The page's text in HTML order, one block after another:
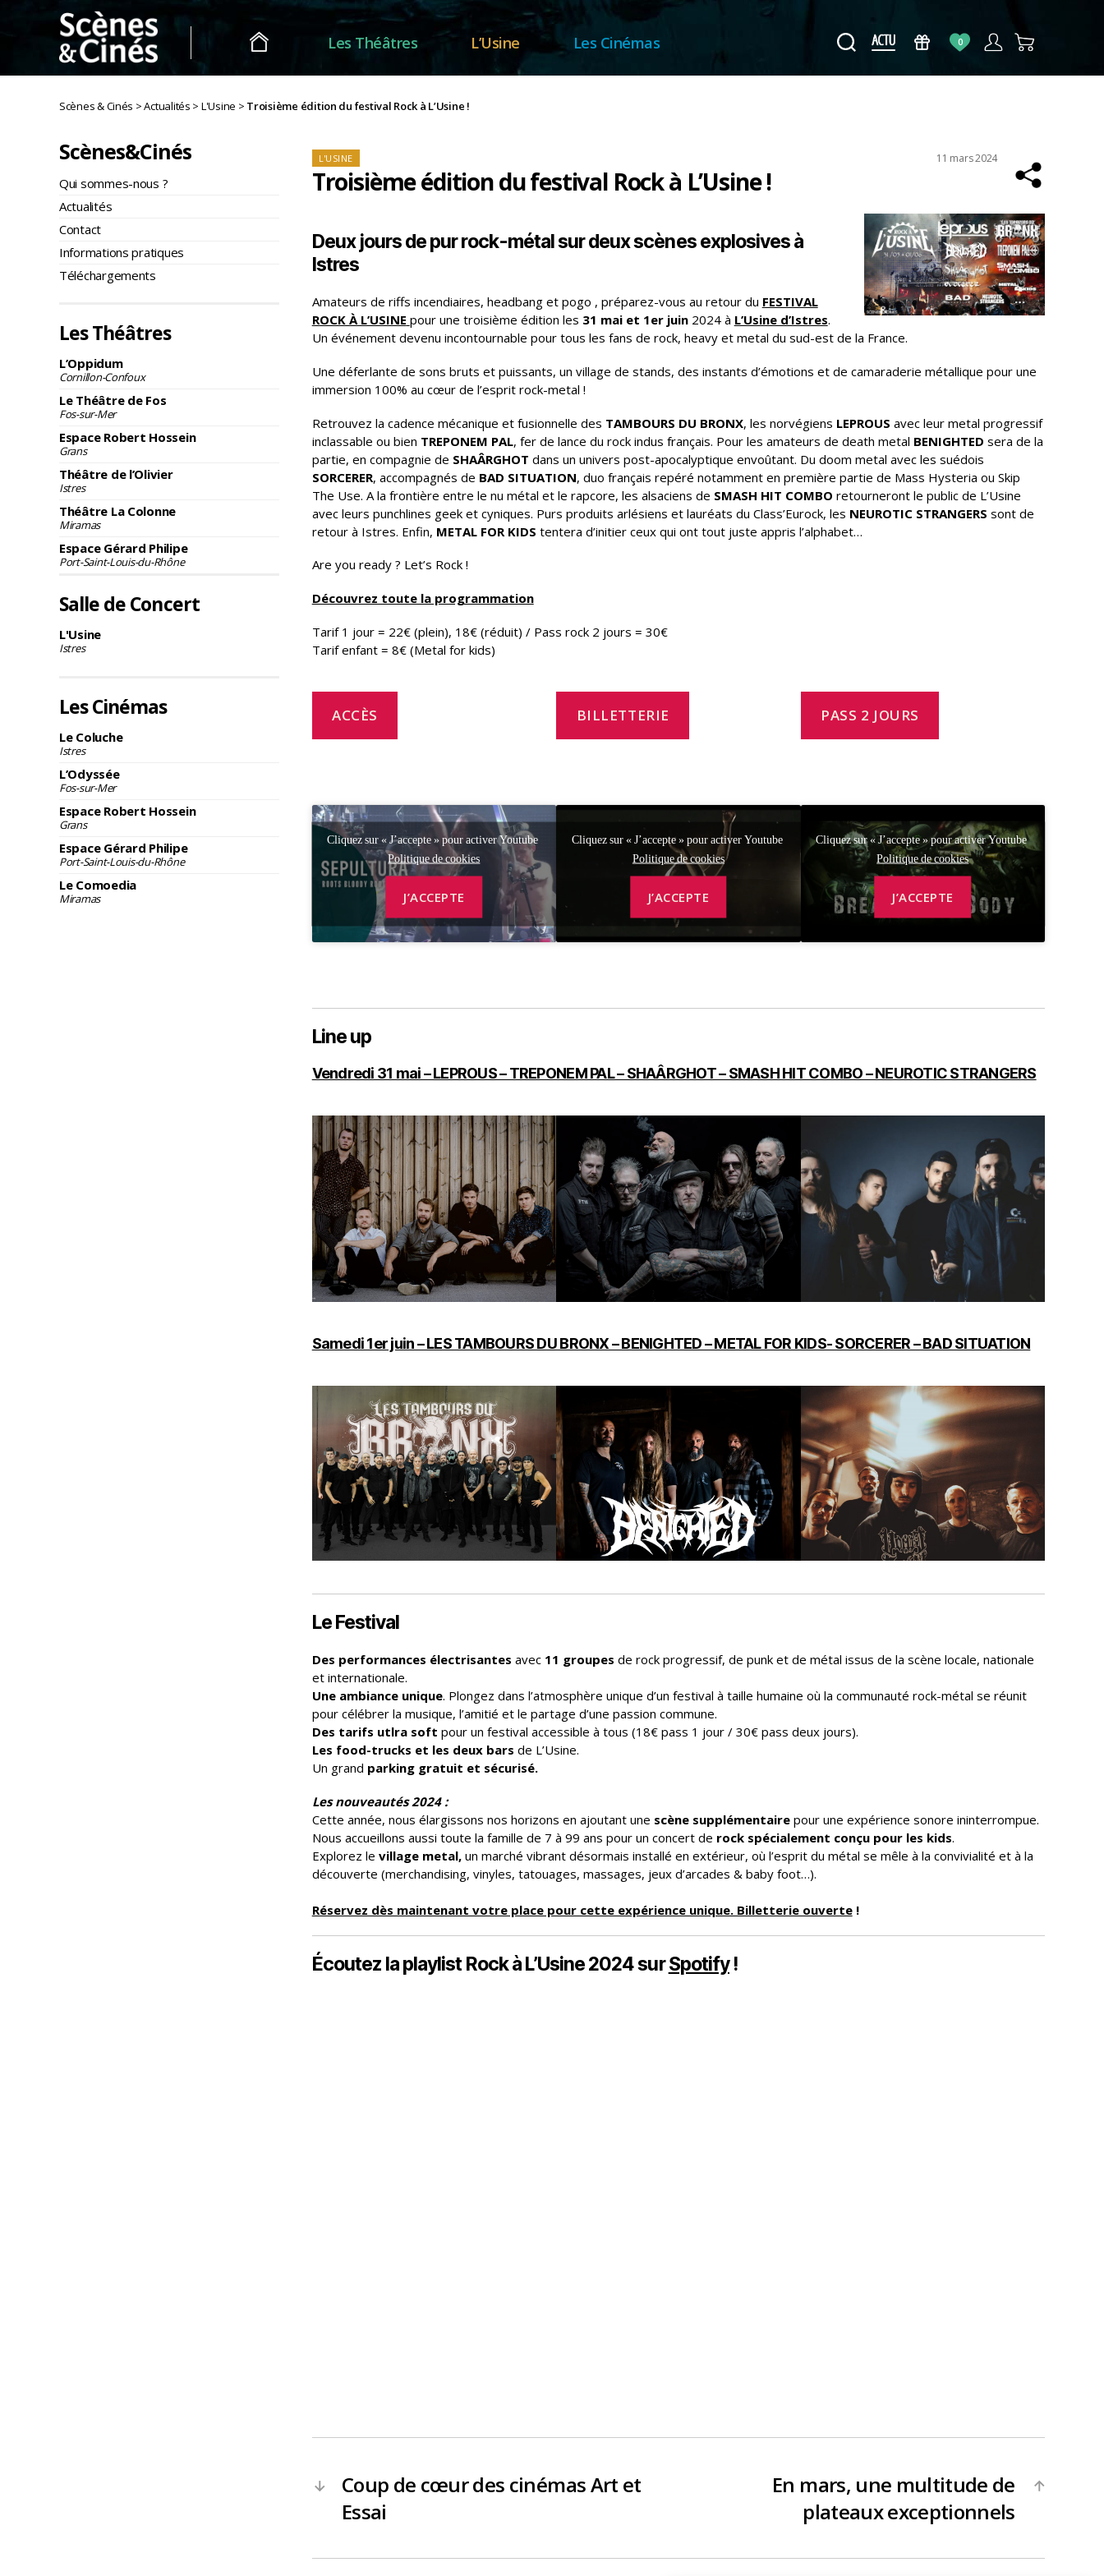
Scènes
Cinés
Les Théâtres L’Usine Les Cinémas 0
Scènes & Cinés >Actualités > L'Usine > Troisième édition du festival Rock à L’Usine !
Scènes&Cinés
Qui sommes-nous ?
Actualités
Contact
Informations pratiques
Téléchargements
Les Théâtres
L’Oppidum
Cornillon-Confoux
Le Théâtre de Fos
Fos-sur-Mer
Espace Robert Hossein
Grans
Théâtre de l’Olivier
Istres
Théâtre La Colonne
Miramas
Espace Gérard Philipe
Port-Saint-Louis-du-Rhône
Salle de Concert
L'Usine
Istres
Les Cinémas
Le Coluche
Istres
L’Odyssée
Fos-sur-Mer
Espace Robert Hossein
Grans
Espace Gérard Philipe
Port-Saint-Louis-du-Rhône
Le Comoedia
Miramas
Catégories
L'USINE
Troisième édition du festival Rock à L’Usine !
Date11 mars 2024
Deux jours de pur rock-métal sur deux scènes explosives à
Istres
Amateurs de riffs incendiaires, headbang et pogo , préparez-vous au retour du FESTIVAL
ROCK À L’USINE pour une troisième édition les 31 mai et 1er juin2024 à L’Usine d’Istres.
Un événement devenu incontournable pour tous les fans de rock, heavy et metal du sud-est de la France.
Une déferlante de sons bruts et puissants, un village de stands, des instants d’émotions et de camaraderie métallique pour une
immersion 100% au cœur de l’esprit rock-metal !
Retrouvez la cadence mécanique et fusionnelle des TAMBOURS DU BRONX, les norvégiens LEPROUS avec leur metal progressif
inclassable ou bien TREPONEM PAL, fer de lance du rock indus français. Pour les amateurs de death metal BENIGHTED sera de la
partie, en compagnie de SHAÂRGHOT dans un univers post-apocalyptique envoûtant. Du doom metal avec les suédois
SORCERER, accompagnés de BAD SITUATION, duo français repéré notamment en première partie de Mass Hysteria ou Skip
The Use. A la frontière entre le nu métal et le rapcore, les alsaciens de SMASH HIT COMBO retourneront le public de L’Usine
avec leurs punchlines geek et cyniques. Purs produits arlésiens et lauréats du Class’Eurock, les NEUROTIC STRANGERS sont de
retour à Istres. Enfin, METAL FOR KIDS tentera d’initier ceux qui ont tout juste appris l’alphabet…
Are you ready ? Let’s Rock !
Découvrez toute la programmation
Tarif 1 jour = 22€ (plein), 18€ (réduit) / Pass rock 2 jours = 30€
Tarif enfant = 8€ (Metal for kids)
ACCÈS BILLETTERIE PASS 2 JOURS
Cliquez sur « J’accepte » pour activer Youtube
Politique de cookies
J’ACCEPTE
Cliquez sur « J’accepte » pour activer Youtube
Politique de cookies
J’ACCEPTE
Cliquez sur « J’accepte » pour activer Youtube
Politique de cookies
J’ACCEPTE
Line up
Vendredi 31 mai – LEPROUS – TREPONEM PAL – SHAÂRGHOT – SMASH HIT COMBO – NEUROTIC STRANGERS
Samedi 1er juin – LES TAMBOURS DU BRONX – BENIGHTED – METAL FOR KIDS- SORCERER – BAD SITUATION
Le Festival
Des performances électrisantes avec 11 groupes de rock progressif, de punk et de métal issus de la scène locale, nationale
et internationale.
Une ambiance unique. Plongez dans l’atmosphère unique d’un festival à taille humaine où la communauté rock-métal se réunit
pour célébrer la musique, l’amitié et le partage d’une passion commune.
Des tarifs utlra soft pour un festival accessible à tous (18€ pass 1 jour / 30€ pass deux jours).
Les food-trucks et les deux bars de L’Usine.
Un grand parking gratuit et sécurisé.
Les nouveautés 2024 :
Cette année, nous élargissons nos horizons en ajoutant une scène supplémentairepour une expérience sonore ininterrompue.
Nous accueillons aussi toute la famille de 7 à 99 ans pour un concert de rock spécialement conçu pour les kids.
Explorez le village metal,un marché vibrant désormais installé en extérieur, où l’esprit du métal se mêle à la convivialité et à la
découverte (merchandising, vinyles, tatouages, massages, jeux d’arcades & baby foot…).
Réservez dès maintenant votre place pour cette expérience unique. Billetterie ouverte!
Écoutez la playlist Rock à L’Usine 2024 surSpotify!
←
Coup de cœur des cinémas Art et
Essai
→
En mars, une multitude de
plateaux exceptionnels